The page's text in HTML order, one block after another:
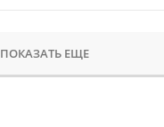
ПОКАЗАТЬ ЕЩЕ